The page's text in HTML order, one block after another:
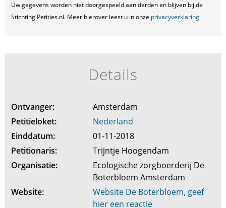
Uw gegevens worden niet doorgespeeld aan derden en blijven bij de
Stichting Petities.nl. Meer hierover leest u in onze privacyverklaring.
Details
Ontvanger:
Amsterdam
Petitieloket:
Nederland
Einddatum:
01-11-2018
Petitionaris:
Trijntje Hoogendam
Organisatie:
Ecologische zorgboerderij De
Boterbloem Amsterdam
Website:
Website De Boterbloem, geef
hier een reactie